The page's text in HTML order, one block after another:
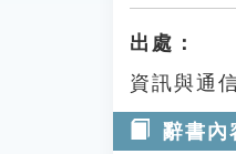
出處：
資訊與通
辭書內